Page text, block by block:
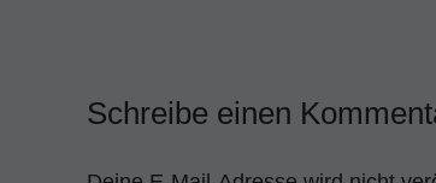
Schreibe einen